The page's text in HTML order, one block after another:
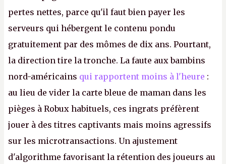
pertes nettes, parce qu'il faut bien payer les
serveurs qui hébergent le contenu pondu
gratuitement par des mômes de dix ans. Pourtant,
la direction tire la tronche. La faute aux bambins
nord-américains qui rapportent moins à l'heure :
au lieu de vider la carte bleue de maman dans les
pièges à Robux habituels, ces ingrats préfèrent
jouer à des titres captivants mais moins agressifs
sur les microtransactions. Un ajustement
d'algorithme favorisant la rétention des joueurs au